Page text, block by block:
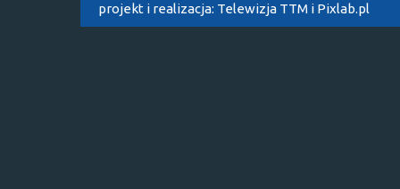
projekt i realizacja: Telewizja TTM i Pixlab.pl